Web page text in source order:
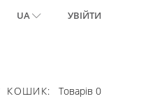
UA УВІЙТИ
КОШИК: Товарів 0